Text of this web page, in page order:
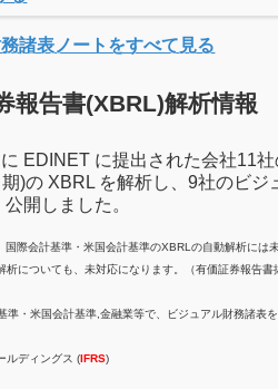
諸表ノートをすべて見る
報告書(XBRL)解析情報
EDINET に提出された会社11
)の XBRL を解析し、9社のビジ
開しました。
際会計基準・米国会計基準のXBRLの自動解析には
析についても、未対応になります。（有価証券報告書
準・米国会計基準,金融業等で、ビジュアル財務諸表
ルディングス (IFRS)